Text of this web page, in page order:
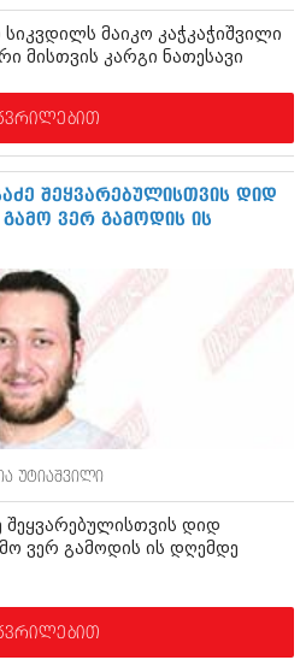
მაიკო კაჭკაჭიშვილი
მისთვის კარგი ნათესავი
შეყვარებულისთვის დიდ
ვერ გამოდის ის
უტიაშვილი
დიდ
ვერ გამოდის ის დღემდე